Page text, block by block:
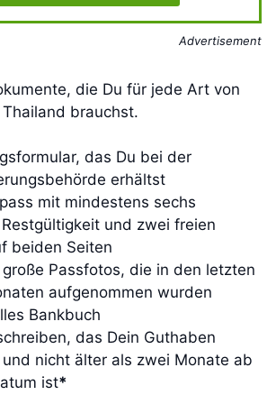
Advertisement
die Du für jede Art von
brauchst.
das Du bei der
erhältst
mit mindestens sechs
und zwei freien
beiden Seiten
Passfotos, die in den letzten
aufgenommen wurden
Bankbuch
das Dein Guthaben
nicht älter als zwei Monate ab
ist*